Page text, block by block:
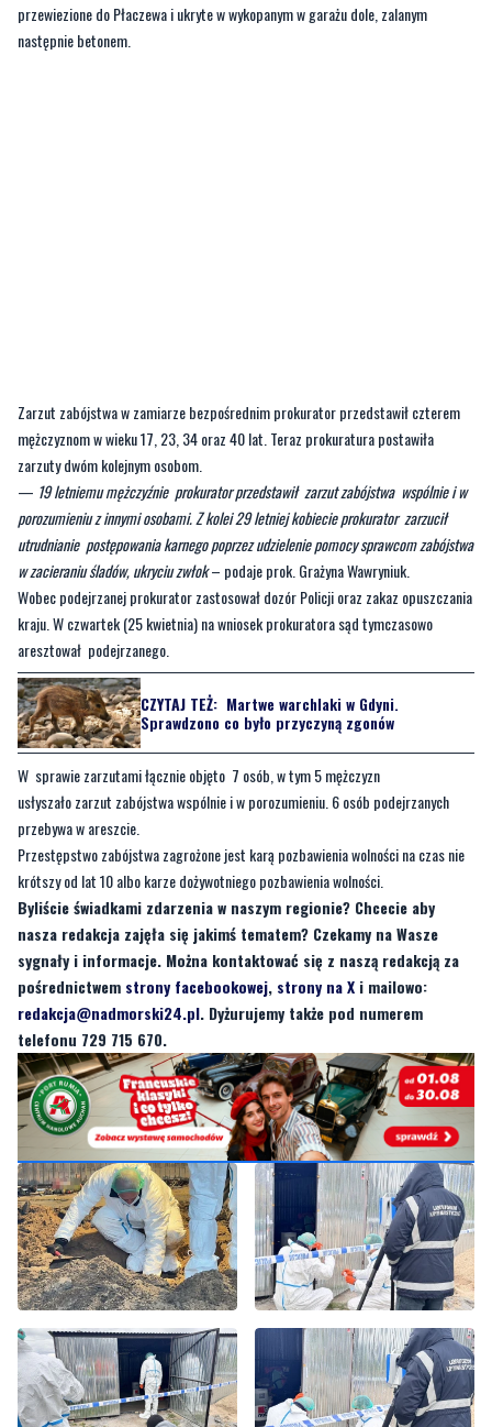
przewiezione do Płaczewa i ukryte w wykopanym w garażu dole, zalanym
następnie betonem.
Zarzut zabójstwa w zamiarze bezpośrednim prokurator przedstawił czterem
mężczyznom w wieku 17, 23, 34 oraz 40 lat. Teraz prokuratura postawiła
zarzuty dwóm kolejnym osobom.
— 19 letniemu mężczyźnie prokurator przedstawił zarzut zabójstwa wspólnie i w
porozumieniu z innymi osobami. Z kolei 29 letniej kobiecie prokurator zarzucił
utrudnianie postępowania karnego poprzez udzielenie pomocy sprawcom zabójstwa
w zacieraniu śladów, ukryciu zwłok– podaje prok. Grażyna Wawryniuk.
Wobec podejrzanej prokurator zastosował dozór Policji oraz zakaz opuszczania
kraju. W czwartek (25 kwietnia) na wniosek prokuratora sąd tymczasowo
aresztował podejrzanego.
CZYTAJ TEŻ: Martwe warchlaki w Gdyni.
Sprawdzono co było przyczyną zgonów
W sprawie zarzutami łącznie objęto 7 osób, w tym 5 mężczyzn
usłyszało zarzut zabójstwa wspólnie i w porozumieniu. 6 osób podejrzanych
przebywa w areszcie.
Przestępstwo zabójstwa zagrożone jest karą pozbawienia wolności na czas nie
krótszy od lat 10 albo karze dożywotniego pozbawienia wolności.
Byliście świadkami zdarzenia w naszym regionie? Chcecie aby
nasza redakcja zajęła się jakimś tematem? Czekamy na Wasze
sygnały i informacje. Można kontaktować się z naszą redakcją za
pośrednictwem strony facebookowej, strony na X i mailowo:
redakcja@nadmorski24.pl. Dyżurujemy także pod numerem
telefonu 729 715 670.